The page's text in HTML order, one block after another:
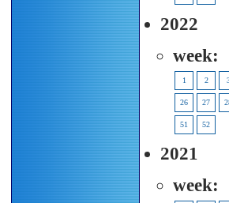
2022
week:
1 2
26 27
51 52
2021
week: